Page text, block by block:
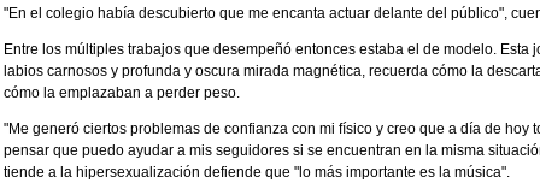
"En el colegio había descubierto que me encanta actuar delante del público",
Entre los múltiples trabajos que desempeñó entonces estaba el de modelo. Esta
labios carnosos y profunda y oscura mirada magnética, recuerda cómo la
cómo la emplazaban a perder peso.
"Me generó ciertos problemas de confianza con mi físico y creo que a día de hoy
pensar que puedo ayudar a mis seguidores si se encuentran en la misma
tiende a la hipersexualización defiende que "lo más importante es la música".